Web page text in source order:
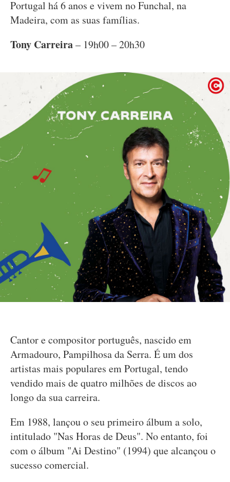
Portugal há 6 anos e vivem no Funchal, na
Madeira, com as suas famílias.
Tony Carreira– 19h00 – 20h30
Cantor e compositor português, nascido em
Armadouro, Pampilhosa da Serra. É um dos
artistas mais populares em Portugal, tendo
vendido mais de quatro milhões de discos ao
longo da sua carreira.
Em 1988, lançou o seu primeiro álbum a solo,
intitulado "Nas Horas de Deus". No entanto, foi
com o álbum "Ai Destino" (1994) que alcançou o
sucesso comercial.